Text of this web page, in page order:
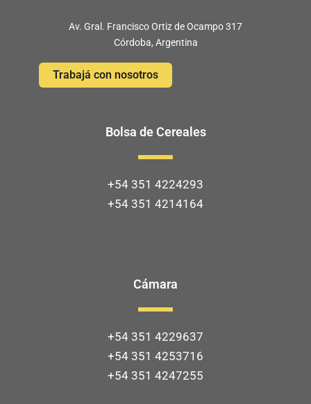
Av. Gral. Francisco Ortiz de Ocampo 317
Córdoba, Argentina
Trabajá con nosotros
Bolsa de Cereales
+54 351 4224293
+54 351 4214164
Cámara
+54 351 4229637
+54 351 4253716
+54 351 4247255